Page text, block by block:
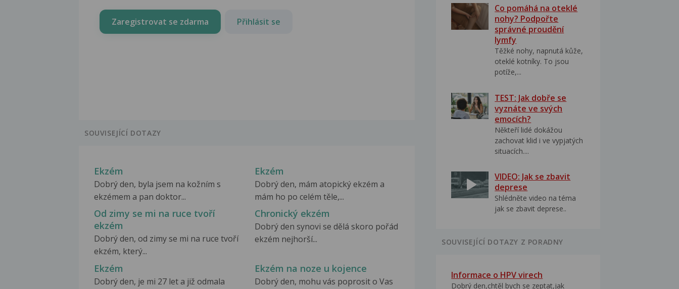
Zaregistrovat se zdarma Přihlásit se
SOUVISEJÍCÍ DOTAZY
Ekzém
Dobrý den, byla jsem na kožním s
ekzémem a pan doktor...
Ekzém
Dobrý den, mám atopický ekzém a
mám ho po celém těle,...
Od zimy se mi na ruce tvoří
ekzém
Dobrý den, od zimy se mi na ruce tvoří
ekzém, který...
Chronický ekzém
Dobrý den synovi se dělá skoro pořád
ekzém nejhorší...
Ekzém
Dobrý den, je mi 27 let a již odmala
Ekzém na noze u kojence
Dobrý den, mohu vás poprosit o Vas
Co pomáhá na oteklé
nohy? Podpořte
správné proudění
lymfy
Těžké nohy, napnutá kůže,
oteklé kotníky. To jsou
potíže,...
TEST: Jak dobře se
vyznáte ve svých
emocích?
Někteří lidé dokážou
zachovat klid i ve vypjatých
situacích....
VIDEO: Jak se zbavit
deprese
Shlédněte video na téma
jak se zbavit deprese..
SOUVISEJÍCÍ DOTAZY Z PORADNY
Informace o HPV virech
Dobrý den,chtěl bych se zeptat,jak